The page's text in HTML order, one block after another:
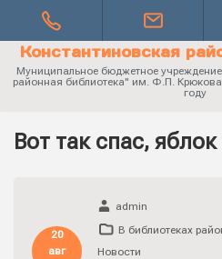
Константиновская
Муниципальное бюджетное
районная библиотека" им. Ф.П.
году
Вот так спас,
20
авг
admin
В библиотеках
Новости